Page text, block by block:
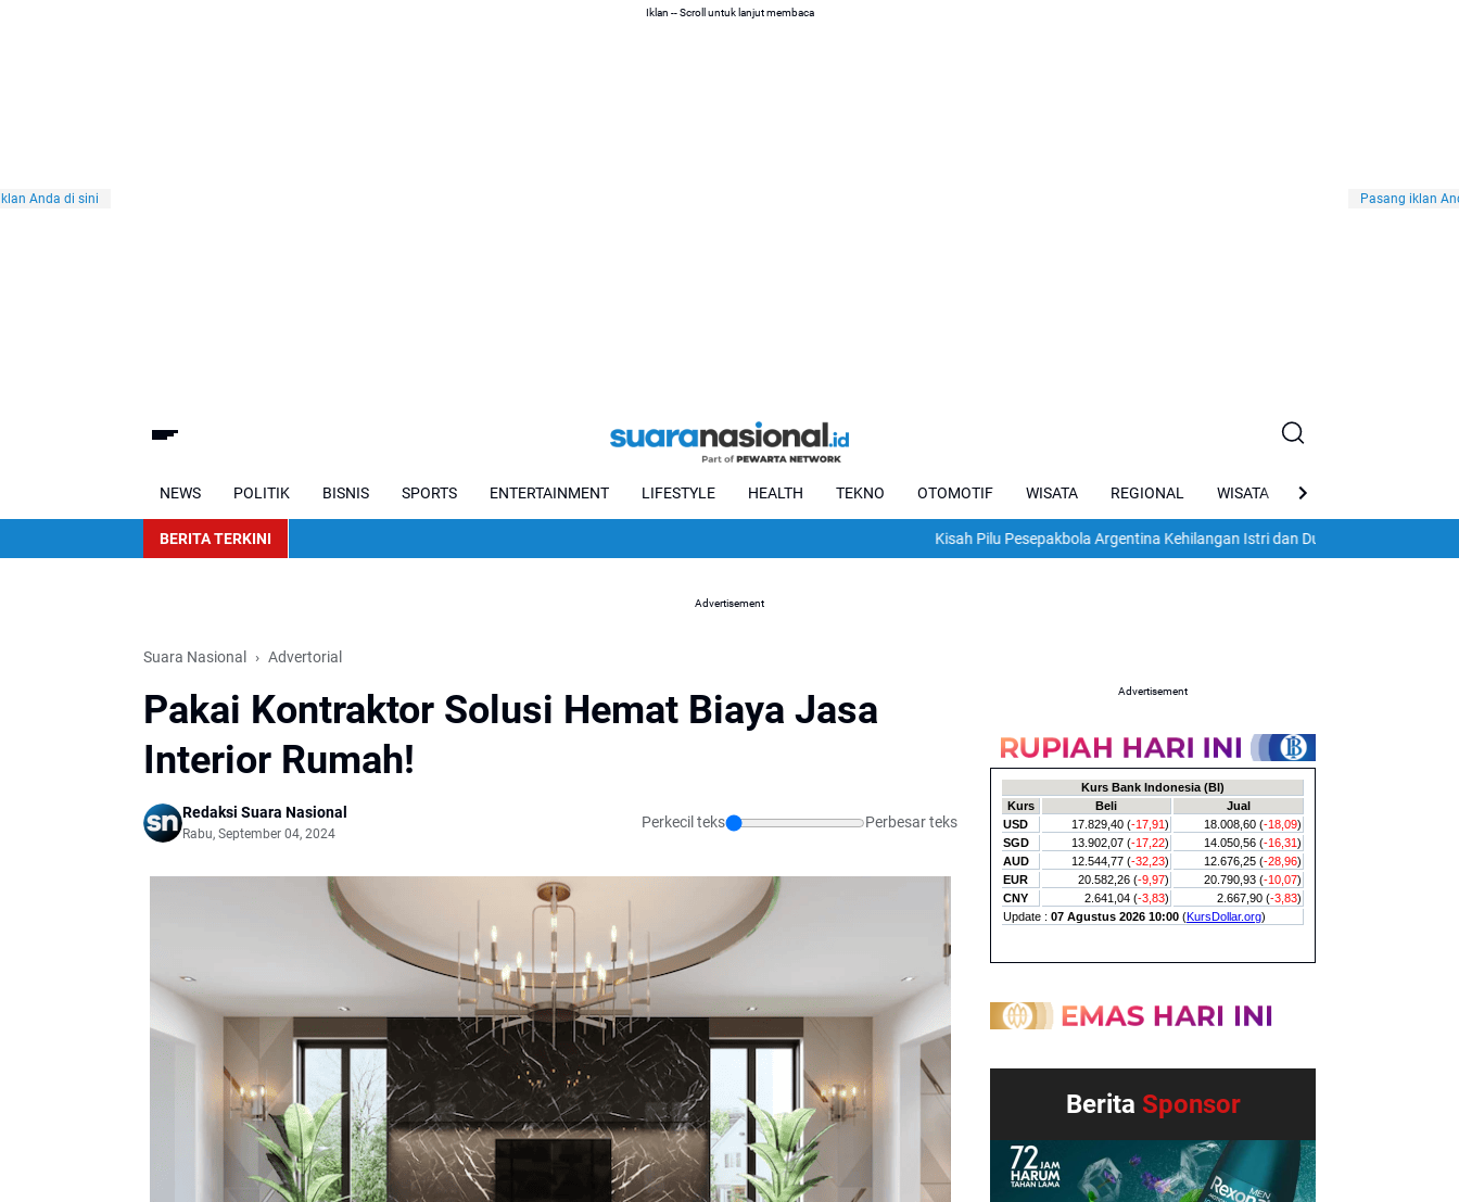
Iklan -- Scroll untuk lanjut membaca
NEWS POLITIK BISNIS SPORTS ENTERTAINMENT LIFESTYLE HEALTH TEKNO OTOMOTIF WISATA REGIONAL WISATA VIRAL
BERITA TERKINI Kisah Pilu Pesepakbola Argentina Kehilangan Istri dan Dua Anak dalam Gempa Dahsyat
Advertisement
Suara Nasional Advertorial
Pakai Kontraktor Solusi Hemat Biaya Jasa
Interior Rumah!
Redaksi Suara Nasional
Rabu, September 04, 2024
Perkecil teks Perbesar teks
Advertisement
Berita Sponsor
Anda di sini Pasang iklan